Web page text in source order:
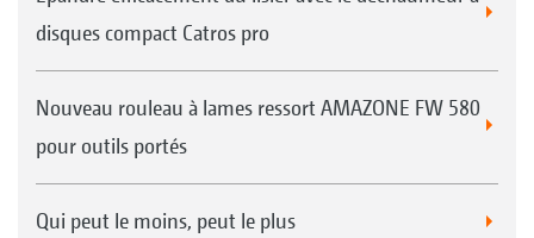
disques compact Catros pro
Nouveau rouleau à lames ressort AMAZONE FW 580
pour outils portés
Qui peut le moins, peut le plus